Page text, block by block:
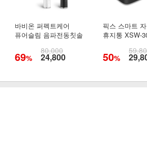
바비온 퍼펙트케어
퓨어슬림 음파전동칫솔
69%
80,000
24,800
픽스 스마트
휴지통 XSW-
50%